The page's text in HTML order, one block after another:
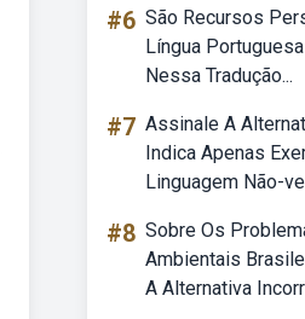
#6 São Recursos
Língua
Nessa Tradução...
#7 Assinale A
Indica Apenas
Linguagem Não-
#8 Sobre Os
Ambientais
A Alternativa